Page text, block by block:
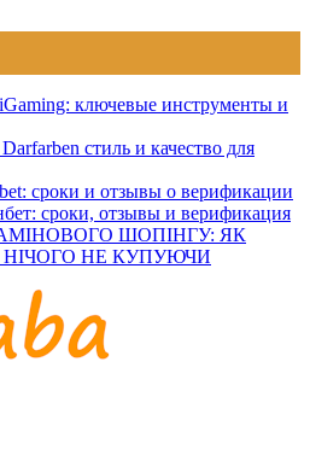
ключевые инструменты и
стиль и качество для
сроки и отзывы о верификации
сроки, отзывы и верификация
ШОПІНГУ: ЯК
НЕ КУПУЮЧИ